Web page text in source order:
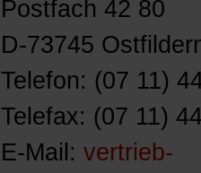
Postfach 42 80
D-73745
Telefon: (07 11)
Telefax: (07 11)
E-Mail: vertrieb-